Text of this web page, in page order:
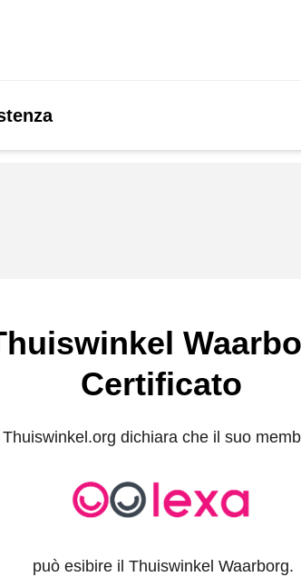
Certificato
Thuiswinkel.org dichiara che il suo
può esibire il Thuiswinkel Waarborg.